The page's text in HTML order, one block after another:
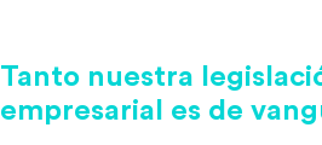
Tanto nuestra
empresarial es de